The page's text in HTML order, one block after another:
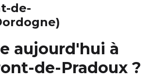
de-
aujourd'hui à
de-Pradoux ?